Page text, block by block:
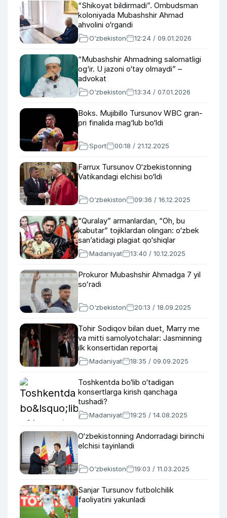
“Shikoyat bildirmadi”. Ombudsman
koloniyada Mubashshir Ahmad
ahvolini o‘rgandi
O‘zbekiston 12:24 / 09.01.2026
“Mubashshir Ahmadning salomatligi
og‘ir. U jazoni o‘tay olmaydi” –
advokat
O‘zbekiston 13:34 / 07.01.2026
Boks. Mujibillo Tursunov WBC gran-
pri finalida mag‘lub bo‘ldi
Sport 00:18 / 21.12.2025
Farrux Tursunov O‘zbekistonning
Vatikandagi elchisi bo‘ldi
O‘zbekiston 09:36 / 16.12.2025
“Quralay” armanlardan, “Oh, bu
kabutar” tojiklardan olingan: o‘zbek
san’atidagi plagiat qo‘shiqlar
Madaniyat 13:40 / 10.12.2025
Prokuror Mubashshir Ahmadga 7 yil
soʻradi
O‘zbekiston 20:13 / 18.09.2025
Tohir Sodiqov bilan duet, Marry me
va mitti samolyotchalar: Jasminning
ilk konsertidan reportaj
Madaniyat 18:35 / 09.09.2025
Toshkentda bo‘lib o‘tadigan
konsertlarga kirish qanchaga
tushadi?
Madaniyat 19:25 / 14.08.2025
O‘zbekistonning Andorradagi birinchi
elchisi tayinlandi
O‘zbekiston 19:03 / 11.03.2025
Sanjar Tursunov futbolchilik
faoliyatini yakunladi